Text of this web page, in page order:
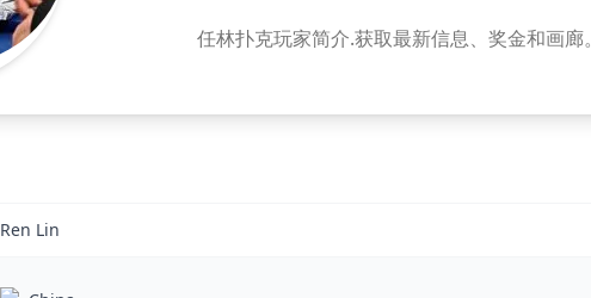
任林扑克玩家简介.获取最新信息、奖金和画廊。
Ren Lin